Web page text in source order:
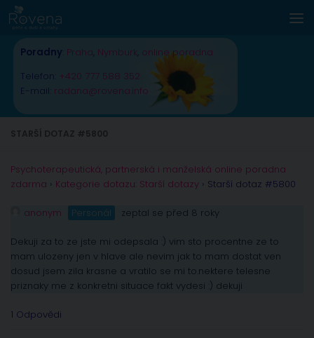
Skip to content
Poradny Praha Nymburk online poradna
Telefon: +420 777 588 352
E-mail: radana@rovena.info
Psychoterapeutická, partnerská i manželská online poradna
zdarma › Kategorie dotazu: Starší dotazy › Starší dotaz #5800
anonym Personál zeptal se před 8 roky
Dekuji za to ze jste mi odepsala :) vim sto procentne ze to
mam ulozeny jen v hlave ale nevim jak to mam dostat ven
dosud jsem zila krasne a vratilo se mi to.nektere telesne
priznaky me z konkretni situace fakt vydesi :) dekuji
1 Odpovědi